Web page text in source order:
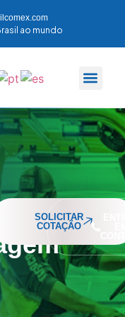
ao mundo
SOLICITAR
COTAÇÃO